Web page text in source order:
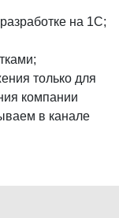
на 1С;
только для
компании
в канале